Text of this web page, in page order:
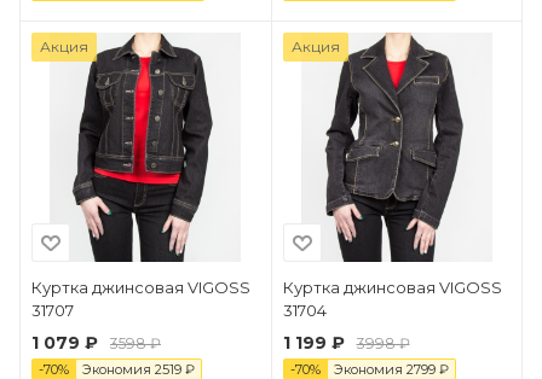
Акция
Куртка джинсовая VIGOSS
31707
1 079 ₽ 3598 ₽
-70% Экономия 2519 ₽
Акция
Куртка джинсовая VIGOSS
31704
1 199 ₽ 3998 ₽
-70% Экономия 2799₽